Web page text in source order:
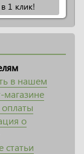
1 клик!
в нашем
магазине
о
статьи